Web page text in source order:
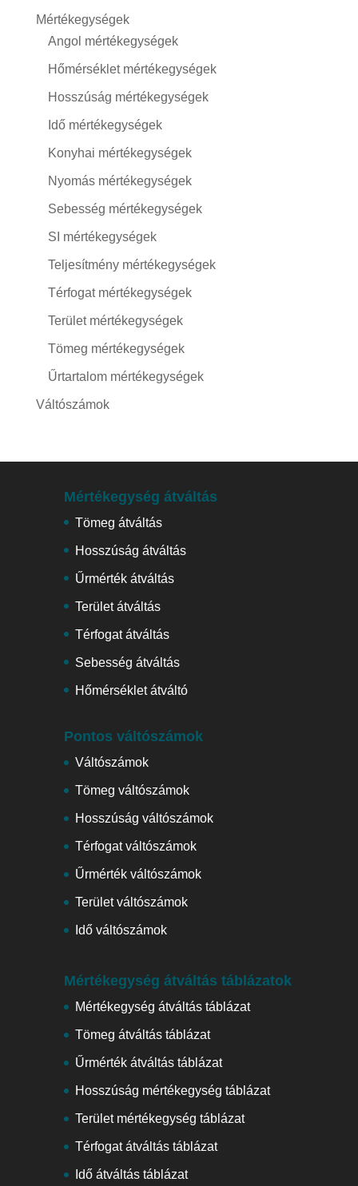
Mértékegységek
Angol mértékegységek
Hőmérséklet mértékegységek
Hosszúság mértékegységek
Idő mértékegységek
Konyhai mértékegységek
Nyomás mértékegységek
Sebesség mértékegységek
SI mértékegységek
Teljesítmény mértékegységek
Térfogat mértékegységek
Terület mértékegységek
Tömeg mértékegységek
Űrtartalom mértékegységek
Váltószámok
Mértékegység átváltás
Tömeg átváltás
Hosszúság átváltás
Űrmérték átváltás
Terület átváltás
Térfogat átváltás
Sebesség átváltás
Hőmérséklet átváltó
Pontos váltószámok
Váltószámok
Tömeg váltószámok
Hosszúság váltószámok
Térfogat váltószámok
Űrmérték váltószámok
Terület váltószámok
Idő váltószámok
Mértékegység átváltás táblázatok
Mértékegység átváltás táblázat
Tömeg átváltás táblázat
Űrmérték átváltás táblázat
Hosszúság mértékegység táblázat
Terület mértékegység táblázat
Térfogat átváltás táblázat
Idő átváltás táblázat